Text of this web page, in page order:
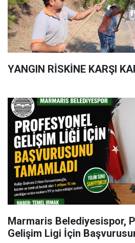
YANGIN RİSKİNE KARŞI
Marmaris Belediyesispor,
Gelişim Ligi İçin